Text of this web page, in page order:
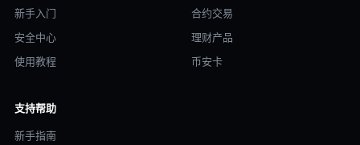
新手入门
安全中心
使用教程
合约交易
理财产品
币安卡
支持帮助
新手指南